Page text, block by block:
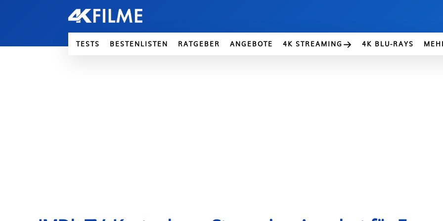
TESTS BESTENLISTEN RATGEBER ANGEBOTE 4K STREAMING 4K BLU-RAYS